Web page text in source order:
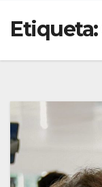
Etiqueta: